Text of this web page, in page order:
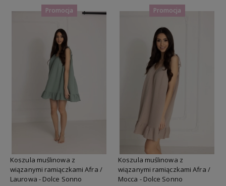
Koszula muślinowa z
wiązanymi ramiączkami Afra /
Laurowa - Dolce Sonno
Promocja
Koszula muślinowa z
wiązanymi ramiączkami Afra /
Mocca - Dolce Sonno
Promocja